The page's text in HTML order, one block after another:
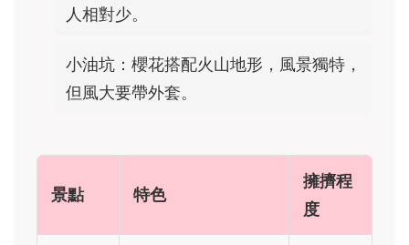
人相對少。
小油坑：櫻花搭配火山地形，風景獨特，
但風大要帶外套。
景點 特色
擁擠程
度